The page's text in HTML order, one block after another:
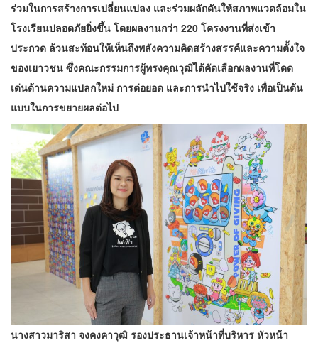
ร่วมในการสร้างการเปลี่ยนแปลง และร่วมผลักดันให้สภาพแวดล้อมใน
โรงเรียนปลอดภัยยิ่งขึ้น โดยผลงานกว่า 220 โครงงานที่ส่งเข้า
ประกวด ล้วนสะท้อนให้เห็นถึงพลังความคิดสร้างสรรค์และความตั้งใจ
ของเยาวชน ซึ่งคณะกรรมการผู้ทรงคุณวุฒิได้คัดเลือกผลงานที่โดด
เด่นด้านความแปลกใหม่ การต่อยอด และการนำไปใช้จริง เพื่อเป็นต้น
แบบในการขยายผลต่อไป
นางสาวมาริสา จงคงคาวุฒิ รองประธานเจ้าหน้าที่บริหาร หัวหน้า